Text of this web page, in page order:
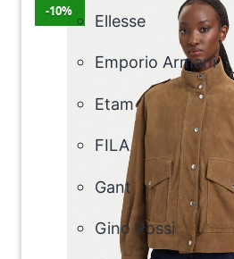
Ellesse
Emporio Armani
Etam
FILA
Gant
Gino Rossi
-10%